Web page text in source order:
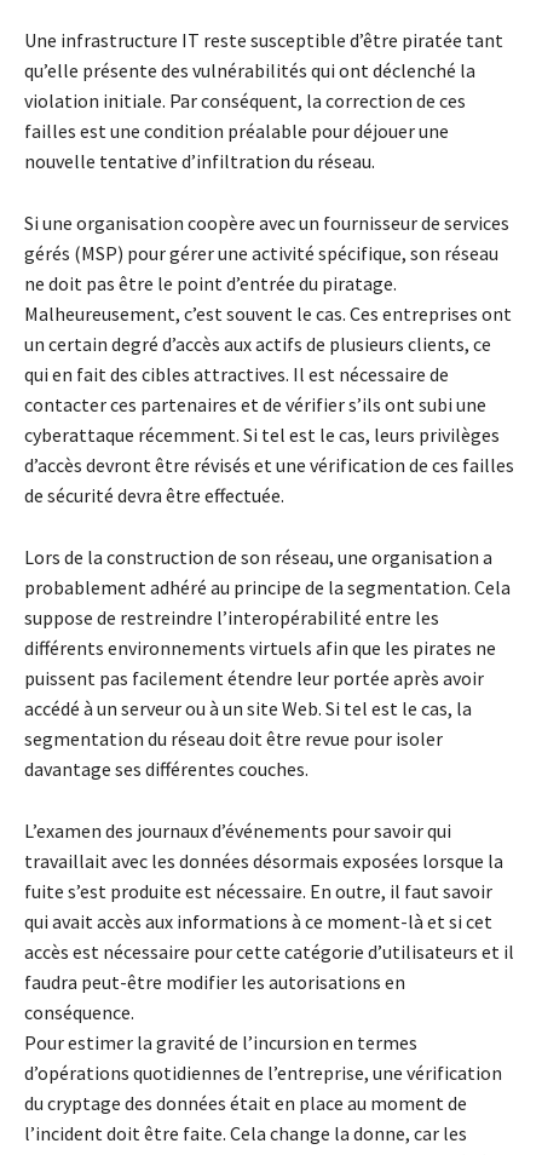
Une infrastructure IT reste susceptible d’être piratée tant
qu’elle présente des vulnérabilités qui ont déclenché la
violation initiale. Par conséquent, la correction de ces
failles est une condition préalable pour déjouer une
nouvelle tentative d’infiltration du réseau.
Si une organisation coopère avec un fournisseur de services
gérés (MSP) pour gérer une activité spécifique, son réseau
ne doit pas être le point d’entrée du piratage.
Malheureusement, c’est souvent le cas. Ces entreprises ont
un certain degré d’accès aux actifs de plusieurs clients, ce
qui en fait des cibles attractives. Il est nécessaire de
contacter ces partenaires et de vérifier s’ils ont subi une
cyberattaque récemment. Si tel est le cas, leurs privilèges
d’accès devront être révisés et une vérification de ces failles
de sécurité devra être effectuée.
Lors de la construction de son réseau, une organisation a
probablement adhéré au principe de la segmentation. Cela
suppose de restreindre l’interopérabilité entre les
différents environnements virtuels afin que les pirates ne
puissent pas facilement étendre leur portée après avoir
accédé à un serveur ou à un site Web. Si tel est le cas, la
segmentation du réseau doit être revue pour isoler
davantage ses différentes couches.
L’examen des journaux d’événements pour savoir qui
travaillait avec les données désormais exposées lorsque la
fuite s’est produite est nécessaire. En outre, il faut savoir
qui avait accès aux informations à ce moment-là et si cet
accès est nécessaire pour cette catégorie d’utilisateurs et il
faudra peut-être modifier les autorisations en
conséquence.
Pour estimer la gravité de l’incursion en termes
d’opérations quotidiennes de l’entreprise, une vérification
du cryptage des données était en place au moment de
l’incident doit être faite. Cela change la donne, car les